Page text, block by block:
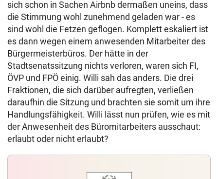
sich schon in Sachen Airbnb dermaßen uneins, dass
die Stimmung wohl zunehmend geladen war - es
sind wohl die Fetzen geflogen. Komplett eskaliert ist
es dann wegen einem anwesenden Mitarbeiter des
Bürgermeisterbüros. Der hätte in der
Stadtsenatssitzung nichts verloren, waren sich FI,
ÖVP und FPÖ einig. Willi sah das anders. Die drei
Fraktionen, die sich darüber aufregten, verließen
daraufhin die Sitzung und brachten sie somit um ihre
Handlungsfähigkeit. Willi lässt nun prüfen, wie es mit
der Anwesenheit des Büromitarbeiters ausschaut:
erlaubt oder nicht erlaubt?